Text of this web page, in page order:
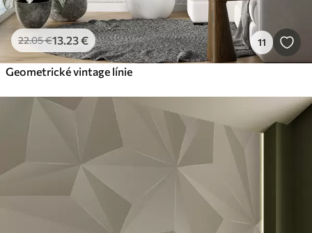
22.05€13.23€ 11
Geometrické vintage línie